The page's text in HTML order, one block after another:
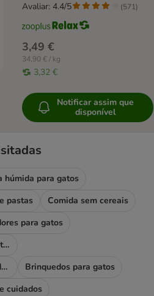
3,49 €
34,90 € / kg
3,32 €
Avaliar: 4.4/5 (571)
Notificar assim que
disponível
húmida para gatos
pastas
Comida sem cereais
para gatos
Malte e suplementos alimentares
Fontes, bebedouros e comedouros
Brinquedos para gatos
cuidados